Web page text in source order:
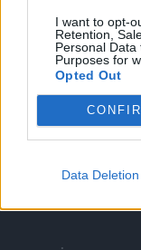
I want to opt-
Retention,
Personal
Purposes for
Opted Out
Data Deletion
MÁR